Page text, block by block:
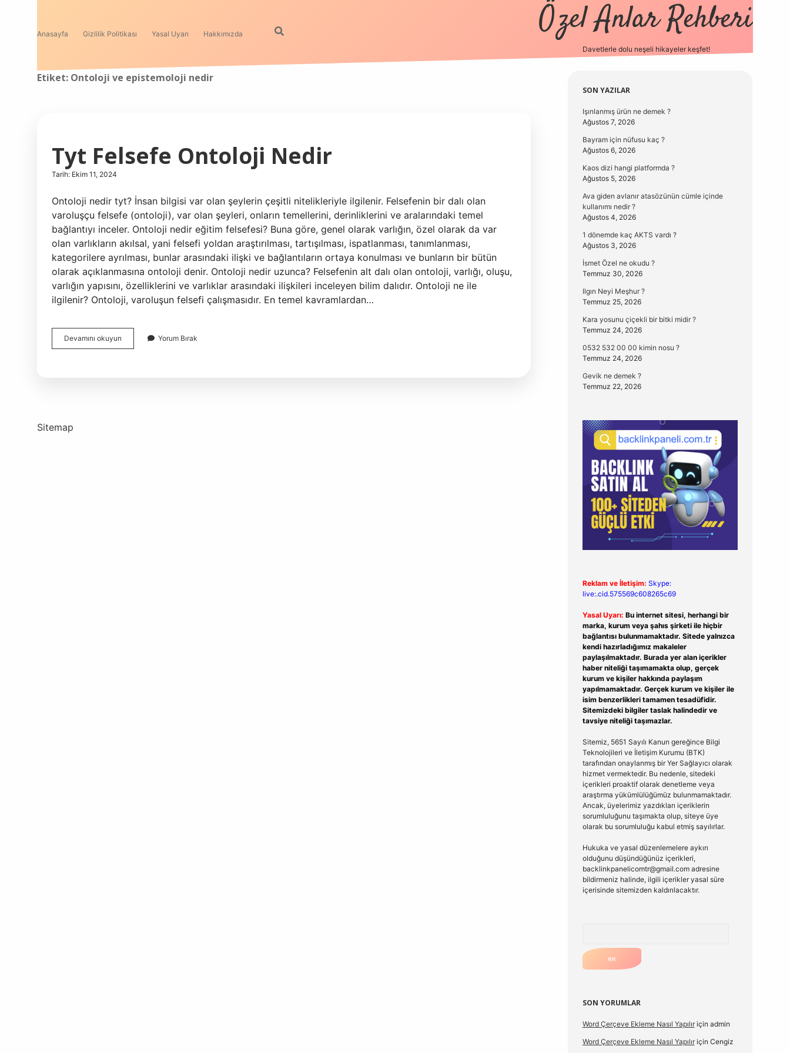
Anasayfa Gizlilik Politikası Yasal Uyarı Hakkımızda Özel Anlar Rehberi
Davetlerle dolu neşeli hikayeler keşfet!
Etiket: Ontoloji ve epistemoloji nedir
Tyt Felsefe Ontoloji Nedir
Tarih: Ekim 11, 2024
Ontoloji nedir tyt? İnsan bilgisi var olan şeylerin çeşitli nitelikleriyle ilgilenir. Felsefenin bir dalı olan
varoluşçu felsefe (ontoloji), var olan şeyleri, onların temellerini, derinliklerini ve aralarındaki temel
bağlantıyı inceler. Ontoloji nedir eğitim felsefesi? Buna göre, genel olarak varlığın, özel olarak da var
olan varlıkların akılsal, yani felsefi yoldan araştırılması, tartışılması, ispatlanması, tanımlanması,
kategorilere ayrılması, bunlar arasındaki ilişki ve bağlantıların ortaya konulması ve bunların bir bütün
olarak açıklanmasına ontoloji denir. Ontoloji nedir uzunca? Felsefenin alt dalı olan ontoloji, varlığı, oluşu,
varlığın yapısını, özelliklerini ve varlıklar arasındaki ilişkileri inceleyen bilim dalıdır. Ontoloji ne ile
ilgilenir? Ontoloji, varoluşun felsefi çalışmasıdır. En temel kavramlardan…
Devamını okuyun
Felsefe
Yorum Bırak
Sitemap
Sidebar
SON YAZILAR
Işınlanmış ürün ne demek ?
Ağustos 7, 2026
Bayram için nüfusu kaç ?
Ağustos 6, 2026
Kaos dizi hangi platformda ?
Ağustos 5, 2026
Ava giden avlanır atasözünün cümle içinde
kullanımı nedir ?
Ağustos 4, 2026
1 dönemde kaç AKTS vardı ?
Ağustos 3, 2026
İsmet Özel ne okudu ?
Temmuz 30, 2026
Ilgın Neyi Meşhur ?
Temmuz 25, 2026
Kara yosunu çiçekli bir bitki midir ?
Temmuz 24, 2026
0532 532 00 00 kimin nosu ?
Temmuz 24, 2026
Gevik ne demek ?
Temmuz 22, 2026
Reklam ve İletişim: Skype:
live:.cid.575569c608265c69
Yasal Uyarı: Bu internet sitesi, herhangi bir
marka, kurum veya şahıs şirketi ile hiçbir
bağlantısı bulunmamaktadır. Sitede yalnızca
kendi hazırladığımız makaleler
paylaşılmaktadır. Burada yer alan içerikler
haber niteliği taşımamakta olup, gerçek
kurum ve kişiler hakkında paylaşım
yapılmamaktadır. Gerçek kurum ve kişiler ile
isim benzerlikleri tamamen tesadüfidir.
Sitemizdeki bilgiler taslak halindedir ve
tavsiye niteliği taşımazlar.
Sitemiz, 5651 Sayılı Kanun gereğince Bilgi
Teknolojileri ve İletişim Kurumu (BTK)
tarafından onaylanmış bir Yer Sağlayıcı olarak
hizmet vermektedir. Bu nedenle, sitedeki
içerikleri proaktif olarak denetleme veya
araştırma yükümlülüğümüz bulunmamaktadır.
Ancak, üyelerimiz yazdıkları içeriklerin
sorumluluğunu taşımakta olup, siteye üye
olarak bu sorumluluğu kabul etmiş sayılırlar.
Hukuka ve yasal düzenlemelere aykırı
olduğunu düşündüğünüz içerikleri,
backlinkpanelicomtr@gmail.comadresine
bildirmeniz halinde, ilgili içerikler yasal süre
içerisinde sitemizden kaldırılacaktır.
SON YORUMLAR
Word Çerçeve Ekleme Nasıl Yapılıriçin admin
Word Çerçeve Ekleme Nasıl Yapılıriçin Cengiz